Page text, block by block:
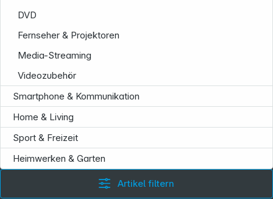
DVD
Fernseher & Projektoren
Media-Streaming
Videozubehör
Smartphone & Kommunikation
Home & Living
Sport & Freizeit
Heimwerken & Garten
Artikel filtern